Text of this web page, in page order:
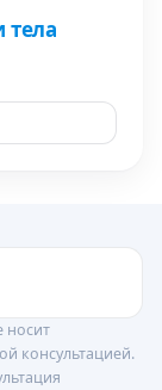
тела
носит
консультацией.